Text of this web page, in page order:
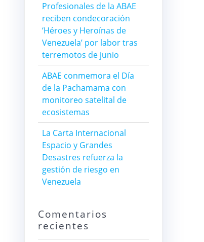
Profesionales de la ABAE
reciben condecoración
‘Héroes y Heroínas de
Venezuela’ por labor tras
terremotos de junio
ABAE conmemora el Día
de la Pachamama con
monitoreo satelital de
ecosistemas
La Carta Internacional
Espacio y Grandes
Desastres refuerza la
gestión de riesgo en
Venezuela
Comentarios
recientes